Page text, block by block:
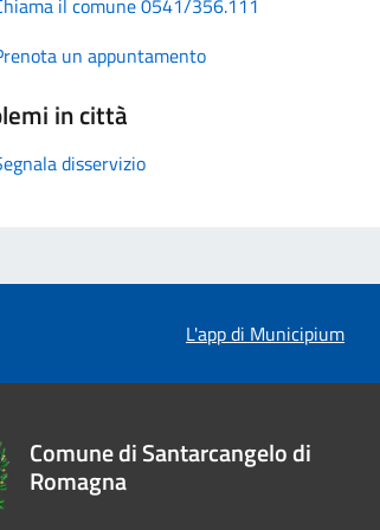
un appuntamento
in città
disservizio
L'app di Municipium
Comune di Santarcangelo di
Romagna